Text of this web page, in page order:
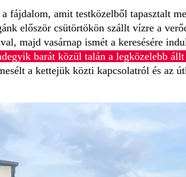
fájdalom, amit testközelből tapasztalt
először csütörtökön szállt vízre a
majd vasárnap ismét a keresésére
barát közül talán a legközelebb
a kettejük közti kapcsolatról és az